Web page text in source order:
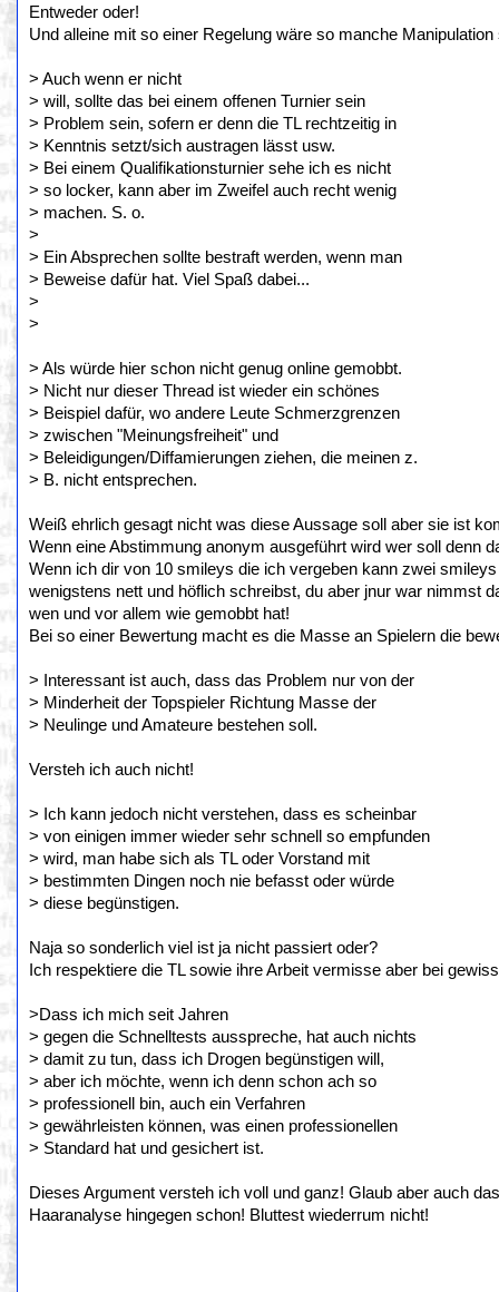
Entweder oder!
Und alleine mit so einer Regelung wäre so manche
> Auch wenn er nicht
> will, sollte das bei einem offenen Turnier sein
> Problem sein, sofern er denn die TL rechtzeitig in
> Kenntnis setzt/sich austragen lässt usw.
> Bei einem Qualifikationsturnier sehe ich es nicht
> so locker, kann aber im Zweifel auch recht wenig
> machen. S. o.
>
> Ein Absprechen sollte bestraft werden, wenn man
> Beweise dafür hat. Viel Spaß dabei...
>
>
> Als würde hier schon nicht genug online gemobbt.
> Nicht nur dieser Thread ist wieder ein schönes
> Beispiel dafür, wo andere Leute Schmerzgrenzen
> zwischen "Meinungsfreiheit" und
> Beleidigungen/Diffamierungen ziehen, die meinen z.
> B. nicht entsprechen.
Weiß ehrlich gesagt nicht was diese Aussage soll aber sie ist
Wenn eine Abstimmung anonym ausgeführt wird wer soll denn
Wenn ich dir von 10 smileys die ich vergeben kann zwei
wenigstens nett und höflich schreibst, du aber jnur war nimmst
wen und vor allem wie gemobbt hat!
Bei so einer Bewertung macht es die Masse an Spielern die
> Interessant ist auch, dass das Problem nur von der
> Minderheit der Topspieler Richtung Masse der
> Neulinge und Amateure bestehen soll.
Versteh ich auch nicht!
> Ich kann jedoch nicht verstehen, dass es scheinbar
> von einigen immer wieder sehr schnell so empfunden
> wird, man habe sich als TL oder Vorstand mit
> bestimmten Dingen noch nie befasst oder würde
> diese begünstigen.
Naja so sonderlich viel ist ja nicht passiert oder?
Ich respektiere die TL sowie ihre Arbeit vermisse aber bei
>Dass ich mich seit Jahren
> gegen die Schnelltests ausspreche, hat auch nichts
> damit zu tun, dass ich Drogen begünstigen will,
> aber ich möchte, wenn ich denn schon ach so
> professionell bin, auch ein Verfahren
> gewährleisten können, was einen professionellen
> Standard hat und gesichert ist.
Dieses Argument versteh ich voll und ganz! Glaub aber auch
Haaranalyse hingegen schon! Bluttest wiederrum nicht!